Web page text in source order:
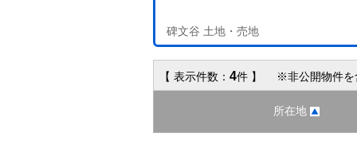
碑文谷 土地・売地
【 表示件数： 4件 】 ※非公開物件
所在地